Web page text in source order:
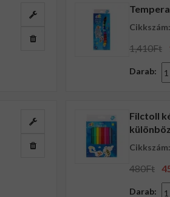
1,410Ft
Darab:
Filctoll
480Ft
Darab: